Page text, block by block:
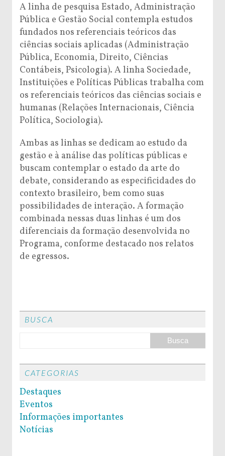
A linha de pesquisa Estado, Administração
Pública e Gestão Social contempla estudos
fundados nos referenciais teóricos das
ciências sociais aplicadas (Administração
Pública, Economia, Direito, Ciências
Contábeis, Psicologia). A linha Sociedade,
Instituições e Políticas Públicas trabalha com
os referenciais teóricos das ciências sociais e
humanas (Relações Internacionais, Ciência
Política, Sociologia).
Ambas as linhas se dedicam ao estudo da
gestão e à análise das políticas públicas e
buscam contemplar o estado da arte do
debate, considerando as especificidades do
contexto brasileiro, bem como suas
possibilidades de interação. A formação
combinada nessas duas linhas é um dos
diferenciais da formação desenvolvida no
Programa, conforme destacado nos relatos
de egressos.
BUSCA
CATEGORIAS
Destaques
Eventos
Informações importantes
Notícias